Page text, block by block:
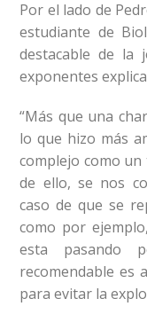
Por el lado de
estudiante de
destacable de
exponentes
“Más que una
lo que hizo más
complejo como un
de ello, se nos
caso de que se
como por
esta pasando
recomendable es
para evitar la